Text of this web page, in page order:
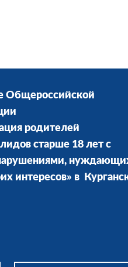
Общероссийской
родителей
старше 18 лет с
интересов» в